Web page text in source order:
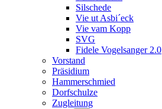
Silschede
Vie ut Asbi´eck
Vie vam Kopp
SVG
Fidele Vogelsanger 2.0
Vorstand
Präsidium
Hammerschmied
Dorfschulze
Zugleitung